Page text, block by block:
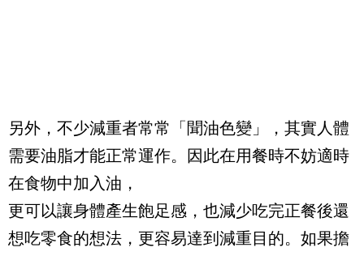
另外，不少減重者常常「聞油色變」，其實人體
需要油脂才能正常運作。因此在用餐時不妨適時
在食物中加入油，
更可以讓身體產生飽足感，也減少吃完正餐後還
想吃零食的想法，更容易達到減重目的。如果擔